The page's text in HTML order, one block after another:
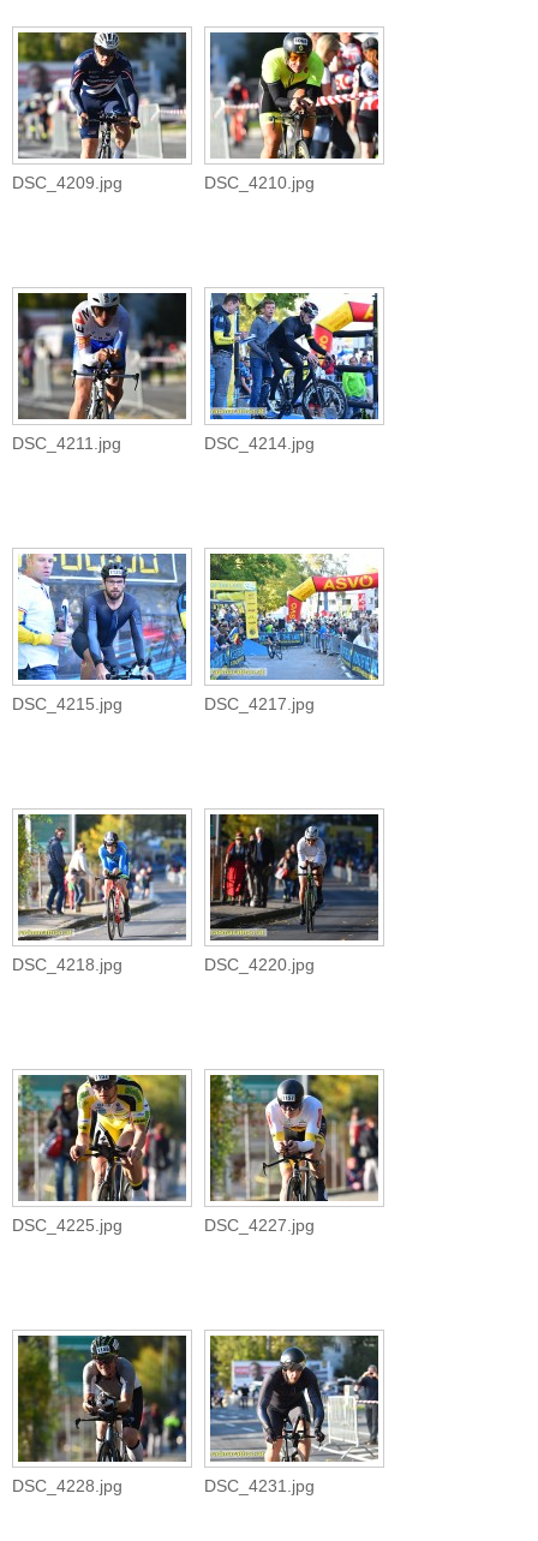
DSC_4209.jpg DSC_4210.jpg
DSC_4211.jpg DSC_4214.jpg
DSC_4215.jpg DSC_4217.jpg
DSC_4218.jpg DSC_4220.jpg
DSC_4225.jpg DSC_4227.jpg
DSC_4228.jpg DSC_4231.jpg